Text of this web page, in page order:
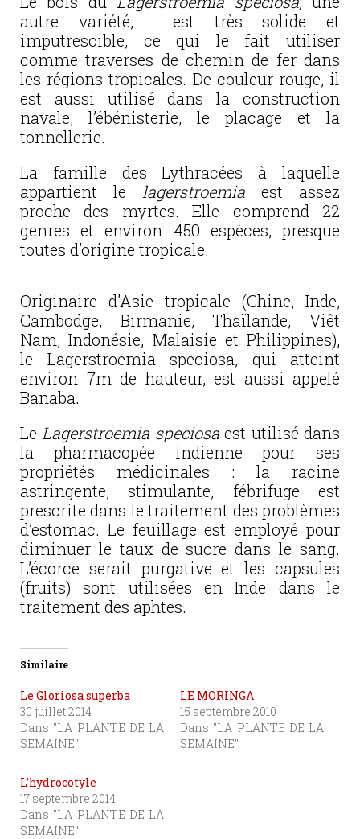
autre variété, est très solide et
imputrescible, ce qui le fait utiliser
comme traverses de chemin de fer dans
les régions tropicales. De couleur rouge, il
est aussi utilisé dans la construction
navale, l’ébénisterie, le placage et la
tonnellerie.
La famille des Lythracées à laquelle
appartient le lagerstroemia est assez
proche des myrtes. Elle comprend 22
genres et environ 450 espèces, presque
toutes d’origine tropicale.
Originaire d’Asie tropicale (Chine, Inde,
Cambodge, Birmanie, Thaïlande, Viêt
Nam, Indonésie, Malaisie et Philippines),
le Lagerstroemia speciosa, qui atteint
environ 7m de hauteur, est aussi appelé
Banaba.
Le Lagerstroemia speciosaest utilisé dans
la pharmacopée indienne pour ses
propriétés médicinales : la racine
astringente, stimulante, fébrifuge est
prescrite dans le traitement des problèmes
d’estomac. Le feuillage est employé pour
diminuer le taux de sucre dans le sang.
L’écorce serait purgative et les capsules
(fruits) sont utilisées en Inde dans le
traitement des aphtes.
Similaire
Le Gloriosa superba
30 juillet 2014
Dans "LA PLANTE DE LA
SEMAINE"
LE MORINGA
15 septembre 2010
Dans "LA PLANTE DE LA
SEMAINE"
L’hydrocotyle
17 septembre 2014
Dans "LA PLANTE DE LA
SEMAINE"